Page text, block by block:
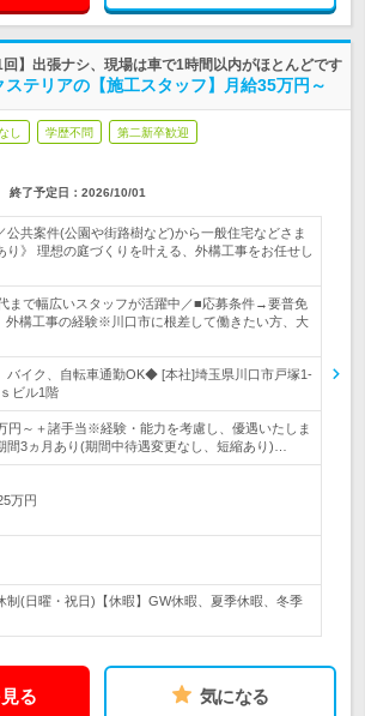
】出張ナシ、現場は車で1時間以内がほとんどです
テリアの【施工スタッフ】月給35万円～
し 学歴不問 第二新卒歓迎
終了予定日： 2026/10/01
公共案件(公園や街路樹など)から一般住宅などさま
り》 理想の庭づくりを叶える、外構工事をお任せし
まで幅広いスタッフが活躍中／■応募条件→要普免
外構工事の経験※川口市に根差して働きたい方、大
バイク、自転車通勤OK◆ [本社]埼玉県川口市戸塚1-
ビル1階
円～＋諸手当※経験・能力を考慮し、優遇いたしま
3ヵ月あり(期間中待遇変更なし、短縮あり)…
万円
制(日曜・祝日)【休暇】GW休暇、夏季休暇、冬季
る 気になる